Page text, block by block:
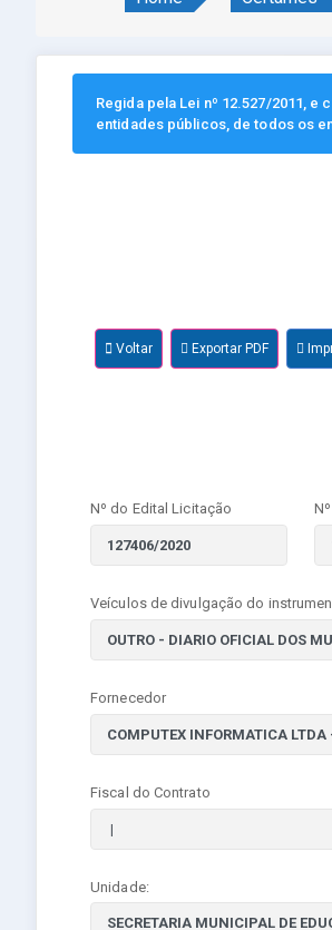
Regida pela Lei nº 12.527/2011,
entidades públicos, de todos os
Voltar Exportar PDF
Nº do Edital Licitação
Veículos de divulgação do
Fornecedor
Fiscal do Contrato
Unidade: